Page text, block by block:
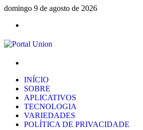
domingo 9 de agosto de 2026
INÍCIO
SOBRE
APLICATIVOS
TECNOLOGIA
VARIEDADES
POLÍTICA DE PRIVACIDADE